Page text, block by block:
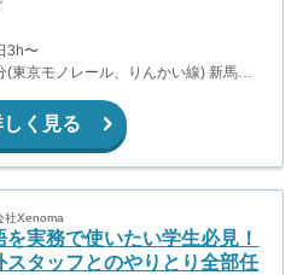
3h〜
(東京モノレール、りんかい線) 新馬場
しく見る
社Xenoma
を実務で使いたい学生必見！
スタッフとのやりとり全部任